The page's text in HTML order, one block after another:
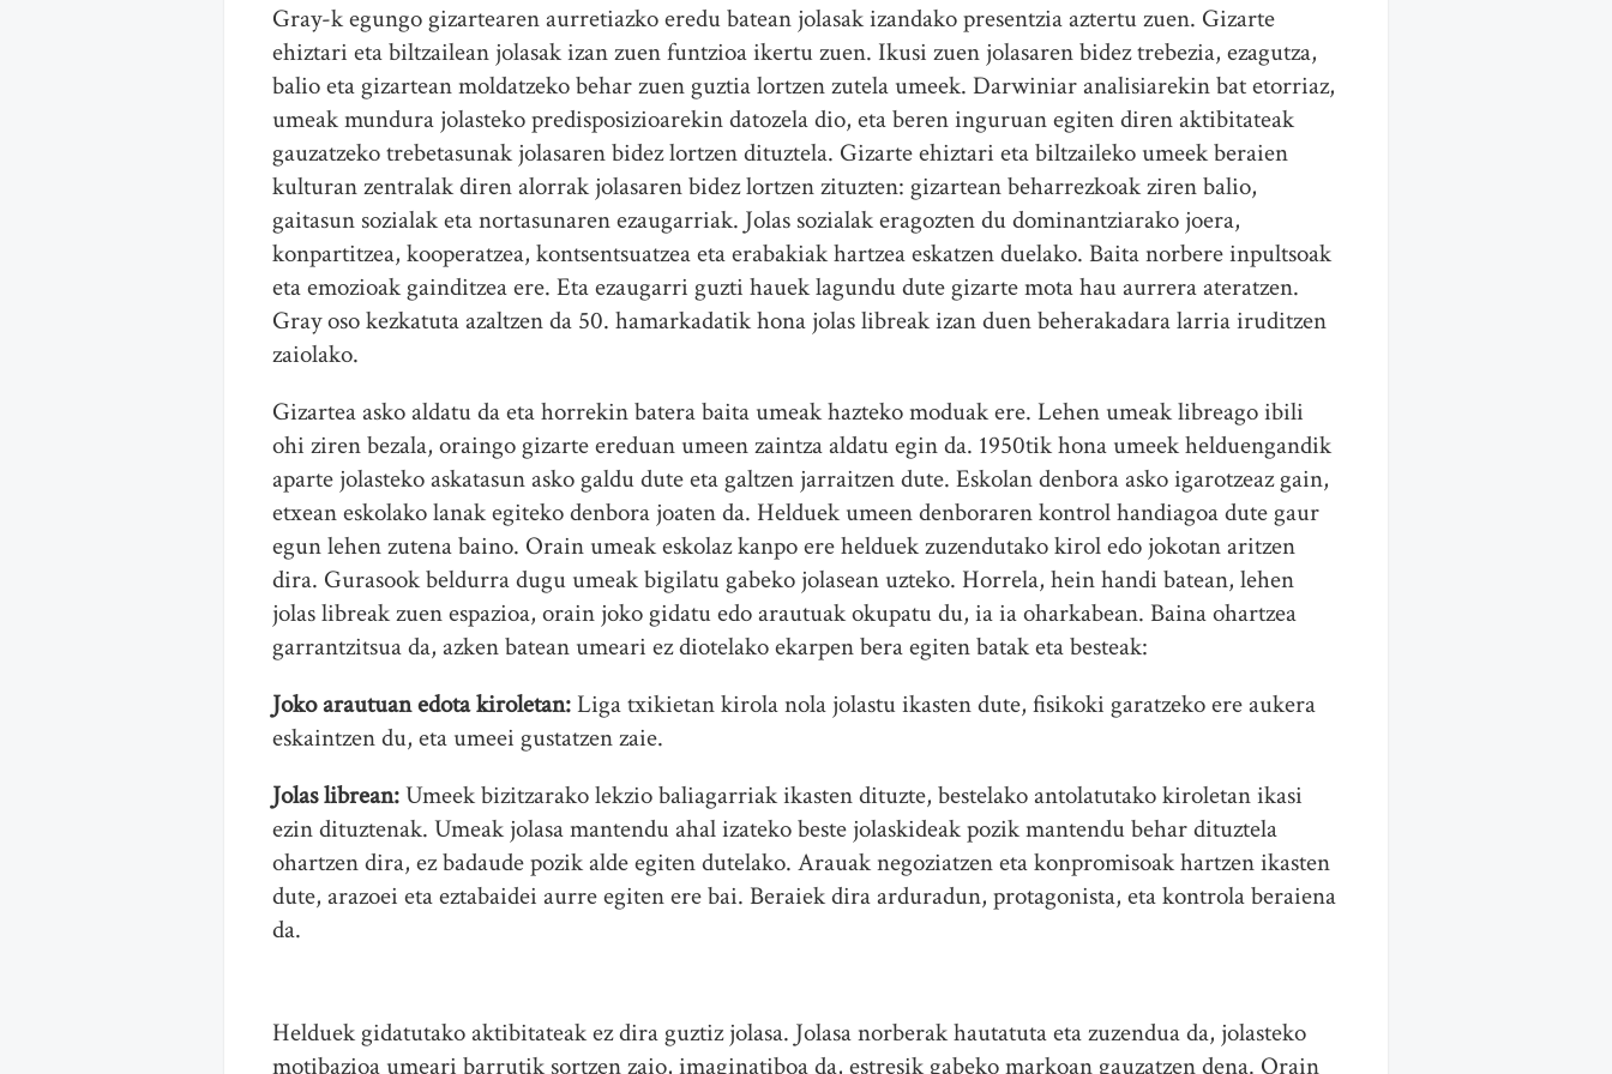
Gray-k egungo gizartearen aurretiazko eredu batean jolasak izandako presentzia aztertu zuen. Gizarte
ehiztari eta biltzailean jolasak izan zuen funtzioa ikertu zuen. Ikusi zuen jolasaren bidez trebezia, ezagutza,
balio eta gizartean moldatzeko behar zuen guztia lortzen zutela umeek. Darwiniar analisiarekin bat etorriaz,
umeak mundura jolasteko predisposizioarekin datozela dio, eta beren inguruan egiten diren aktibitateak
gauzatzeko trebetasunak jolasaren bidez lortzen dituztela. Gizarte ehiztari eta biltzaileko umeek beraien
kulturan zentralak diren alorrak jolasaren bidez lortzen zituzten: gizartean beharrezkoak ziren balio,
gaitasun sozialak eta nortasunaren ezaugarriak. Jolas sozialak eragozten du dominantziarako joera,
konpartitzea, kooperatzea, kontsentsuatzea eta erabakiak hartzea eskatzen duelako. Baita norbere inpultsoak
eta emozioak gainditzea ere. Eta ezaugarri guzti hauek lagundu dute gizarte mota hau aurrera ateratzen.
Gray oso kezkatuta azaltzen da 50. hamarkadatik hona jolas libreak izan duen beherakadara larria iruditzen
zaiolako.
Gizartea asko aldatu da eta horrekin batera baita umeak hazteko moduak ere. Lehen umeak libreago ibili
ohi ziren bezala, oraingo gizarte ereduan umeen zaintza aldatu egin da. 1950tik hona umeek helduengandik
aparte jolasteko askatasun asko galdu dute eta galtzen jarraitzen dute. Eskolan denbora asko igarotzeaz gain,
etxean eskolako lanak egiteko denbora joaten da. Helduek umeen denboraren kontrol handiagoa dute gaur
egun lehen zutena baino. Orain umeak eskolaz kanpo ere helduek zuzendutako kirol edo jokotan aritzen
dira. Gurasook beldurra dugu umeak bigilatu gabeko jolasean uzteko. Horrela, hein handi batean, lehen
jolas libreak zuen espazioa, orain joko gidatu edo arautuak okupatu du, ia ia oharkabean. Baina ohartzea
garrantzitsua da, azken batean umeari ez diotelako ekarpen bera egiten batak eta besteak:
Joko arautuan edota kiroletan:Liga txikietan kirola nola jolastu ikasten dute, fisikoki garatzeko ere aukera
eskaintzen du, eta umeei gustatzen zaie.
Jolas librean:Umeek bizitzarako lekzio baliagarriak ikasten dituzte, bestelako antolatutako kiroletan ikasi
ezin dituztenak. Umeak jolasa mantendu ahal izateko beste jolaskideak pozik mantendu behar dituztela
ohartzen dira, ez badaude pozik alde egiten dutelako. Arauak negoziatzen eta konpromisoak hartzen ikasten
dute, arazoei eta eztabaidei aurre egiten ere bai. Beraiek dira arduradun, protagonista, eta kontrola beraiena
da.
Helduek gidatutako aktibitateak ez dira guztiz jolasa. Jolasa norberak hautatuta eta zuzendua da, jolasteko
motibazioa umeari barrutik sortzen zaio, imaginatiboa da, estresik gabeko markoan gauzatzen dena. Orain